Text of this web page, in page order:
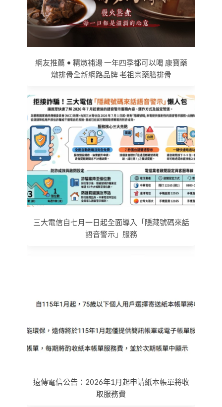
網友推薦 • 精燉補湯 一年四季都可以喝 康寶藥
燉排骨全新網路品牌 老祖宗藥膳排骨
三大電信自七月一日起全面導入「隱藏號碼來話
語音警示」服務
遠傳電信公告：2026年1月起申請紙本帳單將收
取服務費